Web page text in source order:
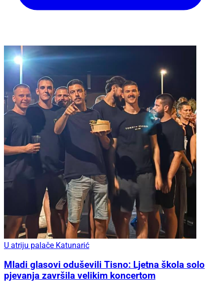
U atriju palače Katunarić
Mladi glasovi oduševili Tisno: Ljetna škola solo
pjevanja završila velikim koncertom